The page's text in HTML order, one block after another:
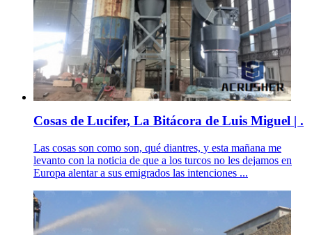
Cosas de Lucifer, La Bitácora de Luis Miguel | .
Las cosas son como son, qué diantres, y esta mañana me
levanto con la noticia de que a los turcos no les dejamos en
Europa alentar a sus emigrados las intenciones ...